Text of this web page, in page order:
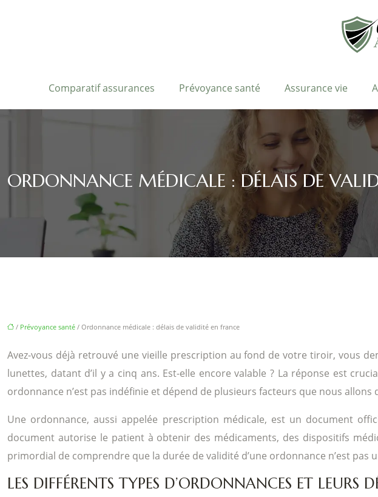
Comparatif assurances Prévoyance santé Assurance vie
ORDONNANCE MÉDICALE : DÉLAIS DE
/ Prévoyance santé / Ordonnance médicale : délais de validité en france
Avez-vous déjà retrouvé une vieille prescription au fond de votre tiroir, vous
lunettes, datant d’il y a cinq ans. Est-elle encore valable ? La réponse est
ordonnance n’est pas indéfinie et dépend de plusieurs facteurs que nous
Une ordonnance, aussi appelée prescription médicale, est un document
document autorise le patient à obtenir des médicaments, des dispositifs
primordial de comprendre que la durée de validité d’une ordonnance n’est pas
LES DIFFÉRENTS TYPES D’ORDONNANCES ET LEURS